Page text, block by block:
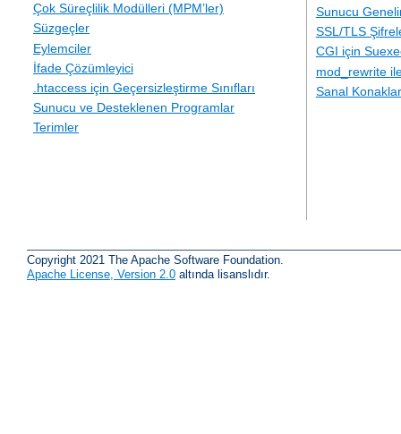
Çok Süreçlilik Modülleri (MPM’ler)
Süzgeçler
Eylemciler
İfade Çözümleyici
.htaccess için Geçersizleştirme Sınıfları
Sunucu ve Desteklenen Programlar
Terimler
Sunucu
SSL/TLS
CGI için
mod_rewrite
Sanal Konaklar
Copyright 2021 The Apache Software Foundation.
Apache License, Version 2.0 altında lisanslıdır.